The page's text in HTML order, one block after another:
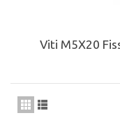
Viti M5X20